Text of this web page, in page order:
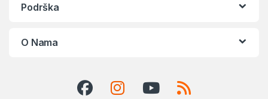
Podrška
O Nama